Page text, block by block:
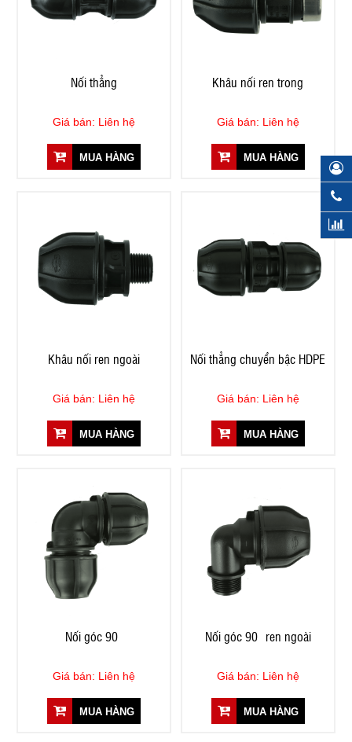
Nối thẳng
Giá bán: Liên hệ
MUA HÀNG
Khâu nối ren trong
Giá bán: Liên hệ
MUA HÀNG
Khâu nối ren ngoài
Giá bán: Liên hệ
MUA HÀNG
Nối thẳng chuyển bậc HDPE
Giá bán: Liên hệ
MUA HÀNG
Nối góc 90º
Giá bán: Liên hệ
MUA HÀNG
Nối góc 90º ren ngoài
Giá bán: Liên hệ
MUA HÀNG